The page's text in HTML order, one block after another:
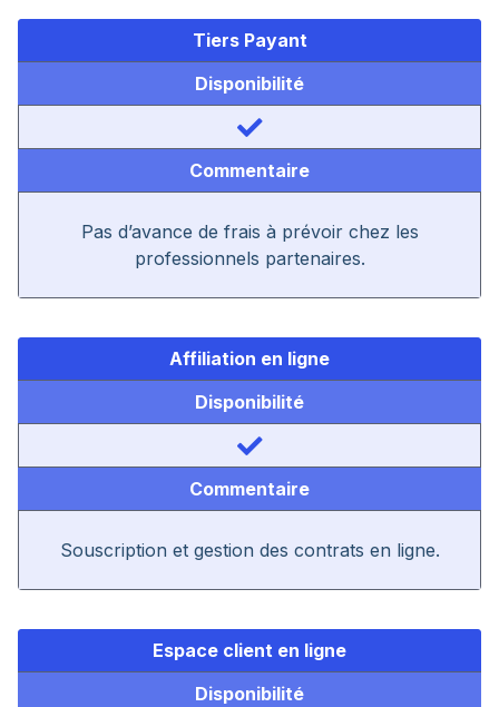
Tiers Payant
Disponibilité
Commentaire
Pas d’avance de frais à prévoir chez les
professionnels partenaires.
Affiliation en ligne
Disponibilité
Commentaire
Souscription et gestion des contrats en ligne.
Espace client en ligne
Disponibilité